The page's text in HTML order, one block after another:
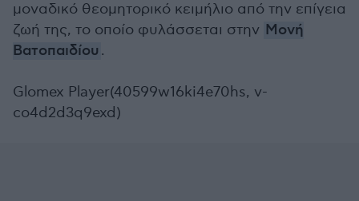
μοναδικό θεομητορικό κειμήλιο από την επίγεια
ζωή της, το οποίο φυλάσσεται στην Μονή
Βατοπαιδίου .
Glomex Player(40599w16ki4e70hs, v-
co4d2d3q9exd)